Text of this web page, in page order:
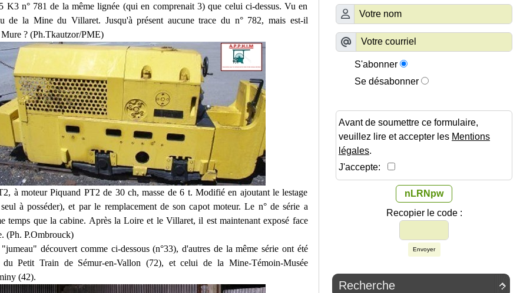
K3 n° 781 de la même lignée (qui en comprenait 3) que celui ci-dessus. Vu en
de la Mine du Villaret. Jusqu'à présent aucune trace du n° 782, mais est-il
?(Ph.Tkautzor/PME)
à moteur Piquand PT2 de 30 ch, masse de 6 t. Modifié en ajoutant le lestage
à posséder), et par le remplacementde son capot moteur. Le n° de série a
temps que la cabine. Après la Loire et le Villaret, il est maintenant exposé face
(Ph. P.Ombrouck)
découvert comme ci-dessous (n°33), d'autres de la même série ont été
Petit Train de Sémur-en-Vallon (72), et celui de la Mine-Témoin-Musée
(42).
S'abonner
Se désabonner
Avant de soumettre ce formulaire,
veuillez lire et accepter les Mentions
légales.
J'accepte:
nLRNpw
Recopier le code :
Envoyer

Recherche